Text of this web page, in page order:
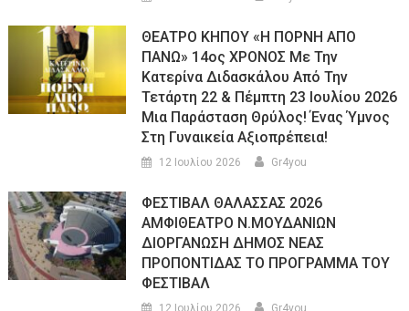
ΘΕΑΤΡΟ ΚΗΠΟΥ «Η ΠΟΡΝΗ ΑΠΟ
ΠΑΝΩ» 14ος ΧΡΟΝΟΣ Με Την
Κατερίνα Διδασκάλου Από Την
Τετάρτη 22 & Πέμπτη 23 Ιουλίου 2026
Μια Παράσταση Θρύλος! Ένας Ύμνος
Στη Γυναικεία Αξιοπρέπεια!
12 Ιουλίου 2026 Gr4you
ΦΕΣΤΙΒΑΛ ΘΑΛΑΣΣΑΣ 2026
ΑΜΦΙΘΕΑΤΡΟ Ν.ΜΟΥΔΑΝΙΩΝ
ΔΙΟΡΓΑΝΩΣΗ ΔΗΜΟΣ ΝΕΑΣ
ΠΡΟΠΟΝΤΙΔΑΣ ΤΟ ΠΡΟΓΡΑΜΜΑ ΤΟΥ
ΦΕΣΤΙΒΑΛ
12 Ιουλίου 2026 Gr4you